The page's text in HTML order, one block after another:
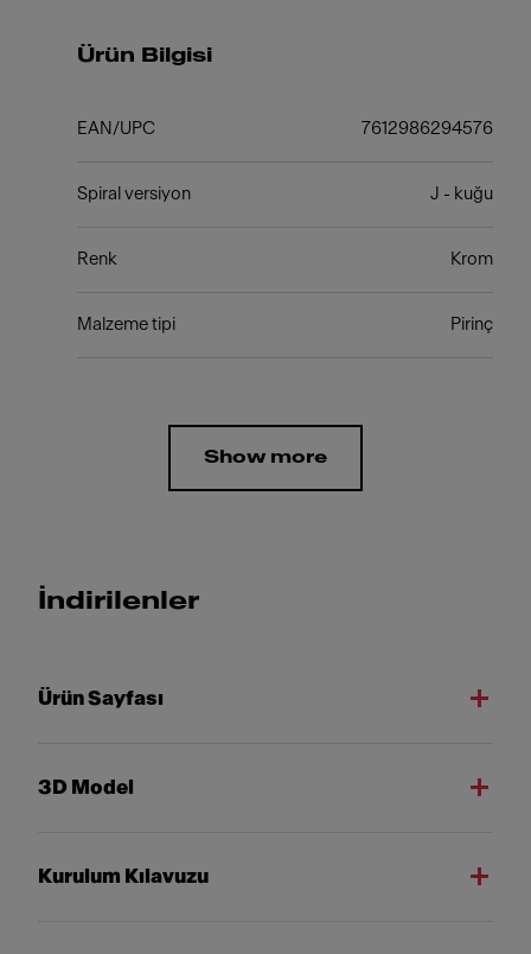
Ürün Bilgisi
EAN/UPC 7612986294576
Spiral versiyon J - kuğu
Renk Krom
Malzeme tipi Pirinç
Show more
İndirilenler
Ürün Sayfası
3D Model
Kurulum Kılavuzu